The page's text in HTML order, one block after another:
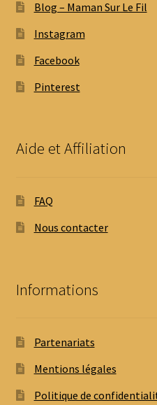
Blog – Maman Sur Le Fil
Instagram
Facebook
Pinterest
Aide et Affiliation
FAQ
Nous contacter
Informations
Partenariats
Mentions légales
Politique de